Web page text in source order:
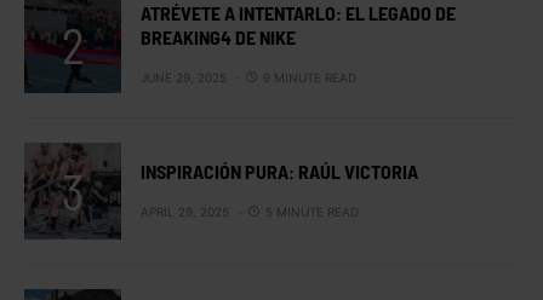
ATRÉVETE A INTENTARLO: EL LEGADO DE
BREAKING4 DE NIKE
JUNE 29, 2025 9 MINUTE READ
INSPIRACIÓN PURA: RAÚL VICTORIA
APRIL 29, 2025 5 MINUTE READ